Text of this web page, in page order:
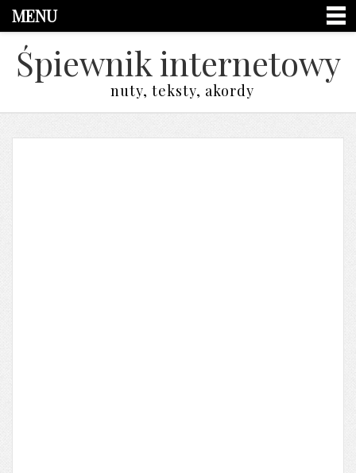
MENU
Śpiewnik internetowy
nuty, teksty, akordy